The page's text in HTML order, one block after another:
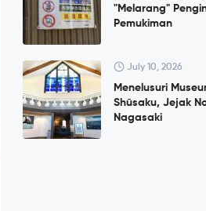
"Melarang"
Pemukiman
July 10, 2026
Menelusuri
Shūsaku, Jejak
Nagasaki